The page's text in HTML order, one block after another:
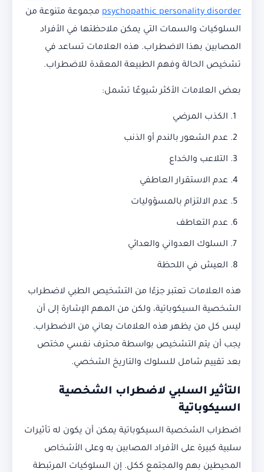
psychopathic personality disorder مجموعة متنوعة من
السلوكيات والسمات التي يمكن ملاحظتها في الأفراد
المصابين بهذا الاضطراب. هذه العلامات تساعد في
تشخيص الحالة وفهم الطبيعة المعقدة للاضطراب.
بعض العلامات الأكثر شيوعًا تشمل:
الكذب المرضي
عدم الشعور بالندم أو الذنب
التلاعب والخداع
عدم الاستقرار العاطفي
عدم الالتزام بالمسؤوليات
عدم التعاطف
السلوك العدواني والعدائي
العيش في اللحظة
هذه العلامات تعتبر جزءًا من التشخيص الطبي لاضطراب
الشخصية السيكوباتية، ولكن من المهم الإشارة إلى أن
ليس كل من يظهر هذه العلامات يعاني من الاضطراب.
يجب أن يتم التشخيص بواسطة محترف نفسي مختص
بعد تقييم شامل للسلوك والتاريخ الشخصي.
التأثير السلبي لاضطراب الشخصية
السيكوباتية
اضطراب الشخصية السيكوباتية يمكن أن يكون له تأثيرات
سلبية كبيرة على الأفراد المصابين به وعلى الأشخاص
المحيطين بهم والمجتمع ككل. إن السلوكيات المرتبطة